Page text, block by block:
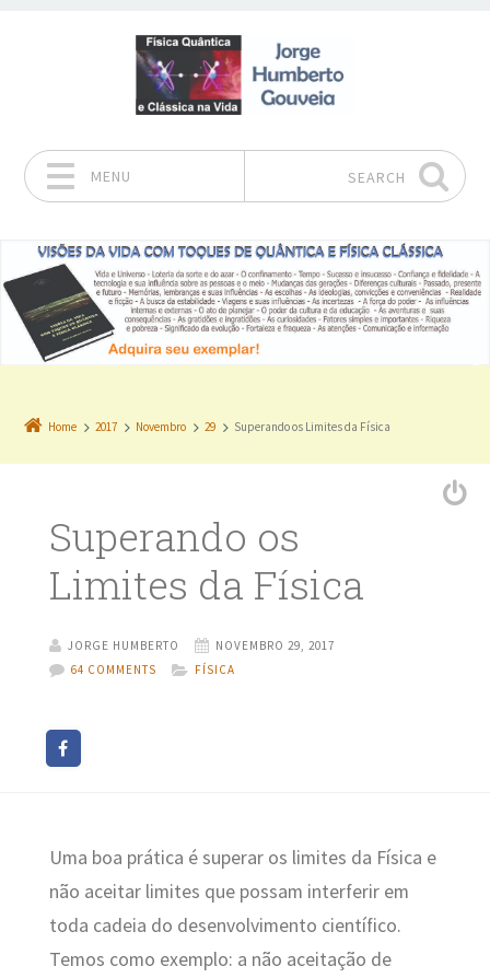
MENU SEARCH
Home 2017 Novembro 29 Superando os Limites da Física
Superando os
Limites da Física
JORGE HUMBERTO
NOVEMBRO 29, 2017
64 COMMENTS
FÍSICA
Uma boa prática é superar os limites da Física e
não aceitar limites que possam interferir em
toda cadeia do desenvolvimento científico.
Temos como exemplo: a não aceitação de